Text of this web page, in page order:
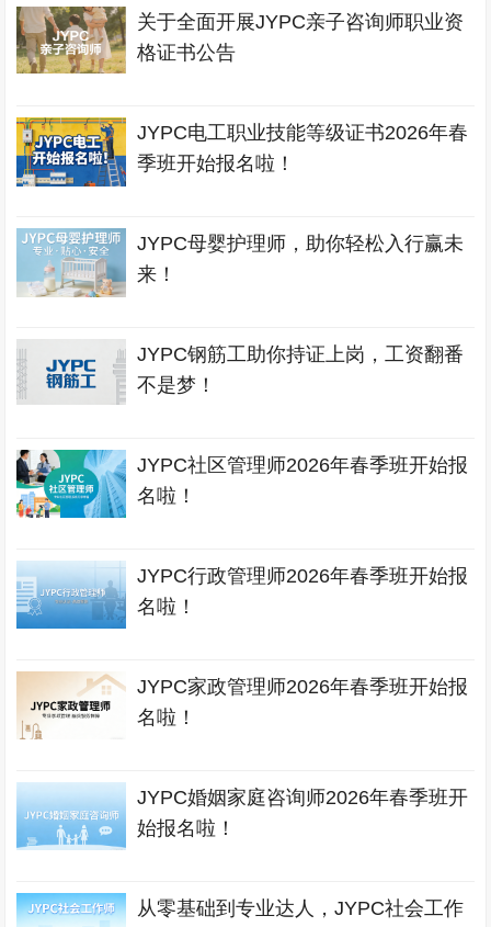
关于全面开展JYPC亲子咨询师职业资
格证书公告
JYPC电工职业技能等级证书2026年春
季班开始报名啦！
JYPC母婴护理师，助你轻松入行赢未
来！
JYPC钢筋工助你持证上岗，工资翻番
不是梦！
JYPC社区管理师2026年春季班开始报
名啦！
JYPC行政管理师2026年春季班开始报
名啦！
JYPC家政管理师2026年春季班开始报
名啦！
JYPC婚姻家庭咨询师2026年春季班开
始报名啦！
从零基础到专业达人，JYPC社会工作